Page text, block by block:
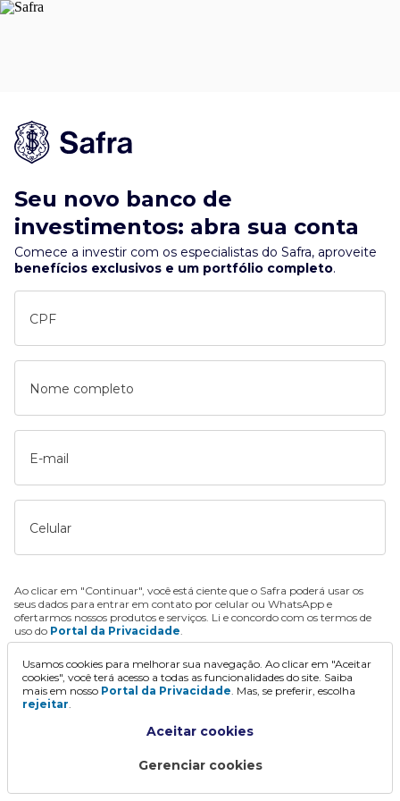
Seu novo banco de
investimentos: abra sua conta
Comece a investir com os especialistas do Safra, aproveite
benefícios exclusivos e um portfólio completo.
CPF
Nome completo
E-mail
Celular
Ao clicar em "Continuar", você está ciente que o Safra poderá usar os
seus dados para entrar em contato por celular ou WhatsApp e
ofertarmos nossos produtos e serviços. Li e concordo com os termos de
uso do Portal da Privacidade.
Continuar
Usamos cookies para melhorar sua navegação. Ao clicar em "Aceitar
cookies", você terá acesso a todas as funcionalidades do site. Saiba
mais em nosso Portal da Privacidade. Mas, se preferir, escolha
rejeitar.
Aceitar cookies
Gerenciar cookies